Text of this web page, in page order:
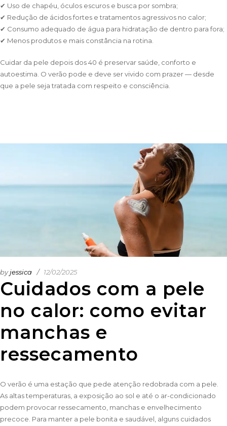
✔ Uso de chapéu, óculos escuros e busca por sombra;
✔ Redução de ácidos fortes e tratamentos agressivos no calor;
✔ Consumo adequado de água para hidratação de dentro para fora;
✔ Menos produtos e mais constância na rotina.
Cuidar da pele depois dos 40 é preservar saúde, conforto e
autoestima. O verão pode e deve ser vivido com prazer — desde
que a pele seja tratada com respeito e consciência.
Cuidados com a pele
no calor: como evitar
manchas e
ressecamento
byjessica 12/02/2025
O verão é uma estação que pede atenção redobrada com a pele.
As altas temperaturas, a exposição ao sol e até o ar-condicionado
podem provocar ressecamento, manchas e envelhecimento
precoce. Para manter a pele bonita e saudável, alguns cuidados